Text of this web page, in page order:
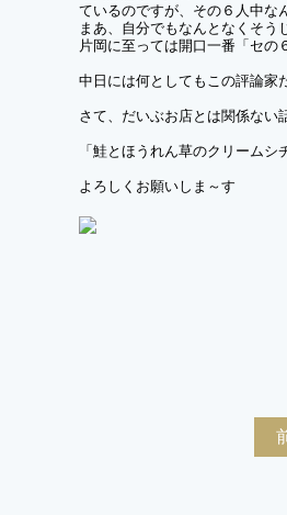
ているのですが、その６人中な
まあ、自分でもなんとなくそう
片岡に至っては開口一番「セ
中日には何としてもこの評論家
さて、だいぶお店とは関係ない
「鮭とほうれん草のクリームシ
よろしくお願いしま～す